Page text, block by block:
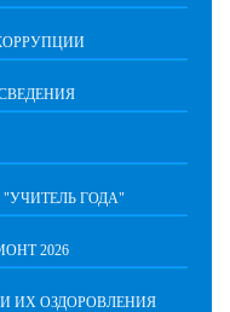
"УЧИТЕЛЬ ГОДА"
2026
ИХ ОЗДОРОВЛЕНИЯ